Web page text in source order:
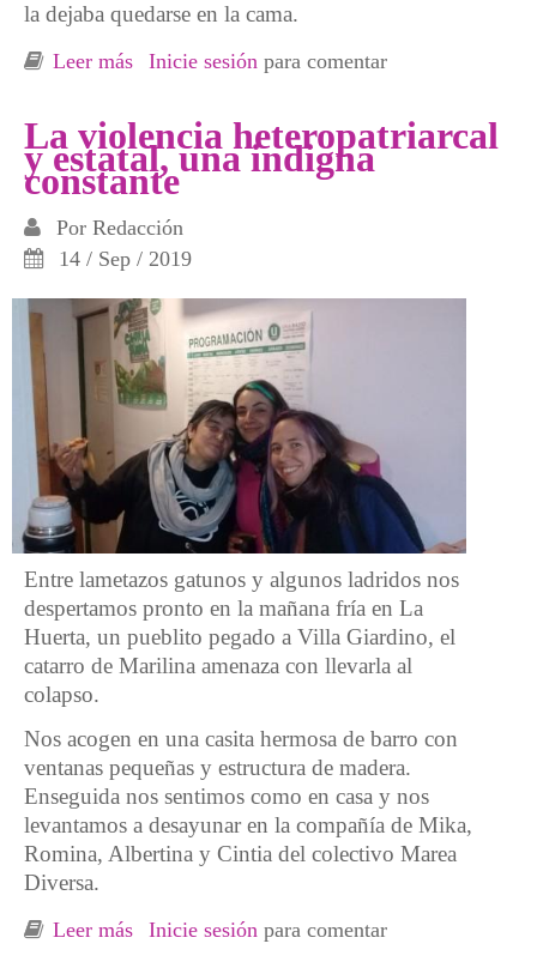
la dejaba quedarse en la cama.
Leer más sobre Crónica de un resfriado anunciado
Inicie sesión para comentar
La violencia heteropatriarcal
y estatal, una indigna
constante
Por Redacción
14 / Sep / 2019
Entre lametazos gatunos y algunos ladridos nos
despertamos pronto en la mañana fría en La
Huerta, un pueblito pegado a Villa Giardino, el
catarro de Marilina amenaza con llevarla al
colapso.
Nos acogen en una casita hermosa de barro con
ventanas pequeñas y estructura de madera.
Enseguida nos sentimos como en casa y nos
levantamos a desayunar en la compañía de Mika,
Romina, Albertina y Cintia del colectivo Marea
Diversa.
Leer más sobre La violencia heteropatriarcal y estatal,
Inicie sesión para comentar